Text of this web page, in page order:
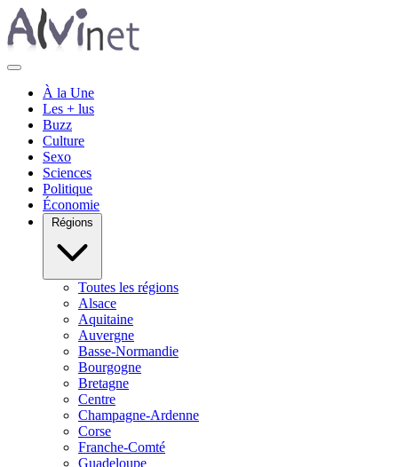
À la Une
Les + lus
Buzz
Culture
Sexo
Sciences
Politique
Économie
Régions
Toutes les régions
Alsace
Aquitaine
Auvergne
Basse-Normandie
Bourgogne
Bretagne
Centre
Champagne-Ardenne
Corse
Franche-Comté
Guadeloupe